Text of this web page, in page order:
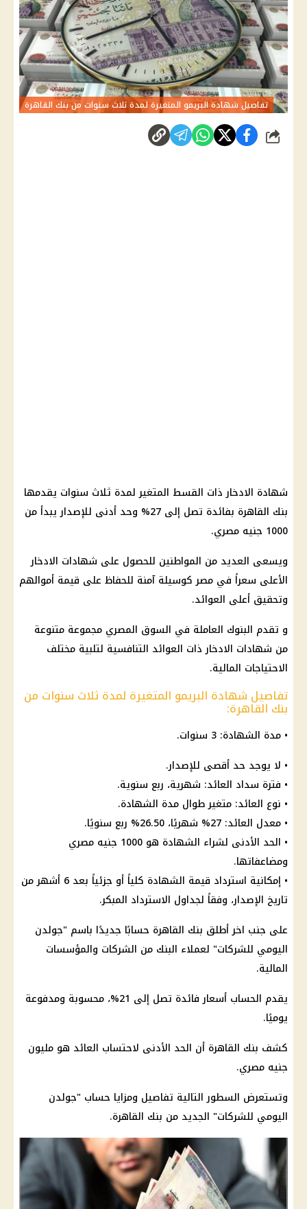
تفاصيل شهادة البريمو المتغيرة لمدة ثلاث سنوات من بنك القاهرة
شارك
شهادة الادخار ذات القسط المتغير لمدة ثلاث سنوات يقدمها
بنك القاهرة بفائدة تصل إلى 27% وحد أدنى للإصدار يبدأ من
1000 جنيه مصري.
ويسعى العديد من المواطنين للحصول على شهادات الادخار
الأعلى سعراً في مصر كوسيلة آمنة للحفاظ على قيمة أموالهم
وتحقيق أعلى العوائد.
و تقدم البنوك العاملة في السوق المصري مجموعة متنوعة
من شهادات الادخار ذات العوائد التنافسية لتلبية مختلف
الاحتياجات المالية.
تفاصيل شهادة البريمو المتغيرة لمدة ثلاث سنوات من
بنك القاهرة:
• مدة الشهادة: 3 سنوات.
• لا يوجد حد أقصى للإصدار.
• فترة سداد العائد: شهرية، ربع سنوية.
• نوع العائد: متغير طوال مدة الشهادة.
• معدل العائد: 27% شهريًا، 26.50% ربع سنويًا.
• الحد الأدنى لشراء الشهادة هو 1000 جنيه مصري
ومضاعفاتها.
• إمكانية استرداد قيمة الشهادة كلياً أو جزئياً بعد 6 أشهر من
تاريخ الإصدار، وفقاً لجداول الاسترداد المبكر.
على جنب اخر أطلق بنك القاهرة حسابًا جديدًا باسم "جولدن
اليومي للشركات" لعملاء البنك من الشركات والمؤسسات
المالية.
يقدم الحساب أسعار فائدة تصل إلى 21%، محسوبة ومدفوعة
يوميًا.
كشف بنك القاهرة أن الحد الأدنى لاحتساب العائد هو مليون
جنيه مصري.
وتستعرض السطور التالية تفاصيل ومزايا حساب "جولدن
اليومي للشركات" الجديد من بنك القاهرة.